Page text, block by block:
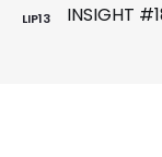
LIP13